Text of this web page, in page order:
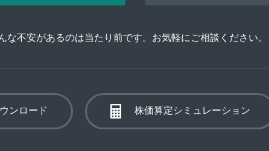
不安があるのは当たり前です。お気軽にご相談ください。
ンロード 株価算定シミュレーション